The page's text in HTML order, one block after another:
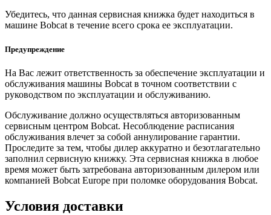
Убедитесь, что данная сервисная книжка будет находиться в
машине Bobcat в течение всего срока ее эксплуатации.
Предупреждение
На Вас лежит ответственность за обеспечение эксплуатации и
обслуживания машины Bobcat в точном соответствии с
руководством по эксплуатации и обслуживанию.
Обслуживание должно осуществляться авторизованным
сервисным центром Bobcat. Несоблюдение расписания
обслуживания влечет за собой аннулирование гарантии.
Проследите за тем, чтобы дилер аккуратно и безотлагательно
заполнил сервисную книжку. Эта сервисная книжка в любое
время может быть затребована авторизованным дилером или
компанией Bobcat Europe при поломке оборудования Bobcat.
Условия доставки